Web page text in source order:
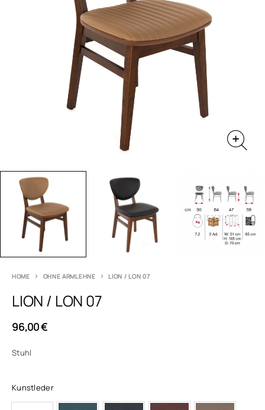
HOME OHNE ARMLEHNE LION / LON 07
LION / LON 07
96,00€
Stuhl
Kunstleder